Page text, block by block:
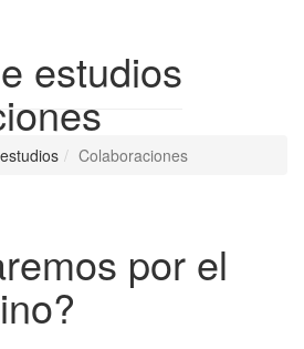
estudios
Colaboraciones
por el